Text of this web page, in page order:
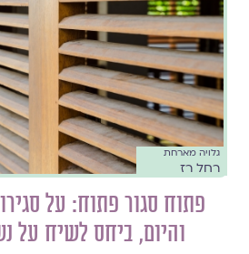
גלויה מארחת
רחל רז
פתוח סגור פתוח: על
והיום, ביחס לשיח על